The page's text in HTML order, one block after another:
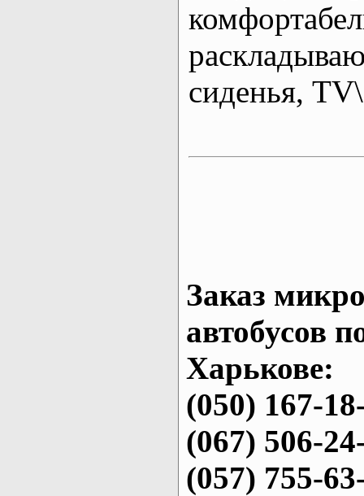
сиденья,
Заказ
автобусов
Харькове:
(050) 167-
(067) 506-
(057) 755-